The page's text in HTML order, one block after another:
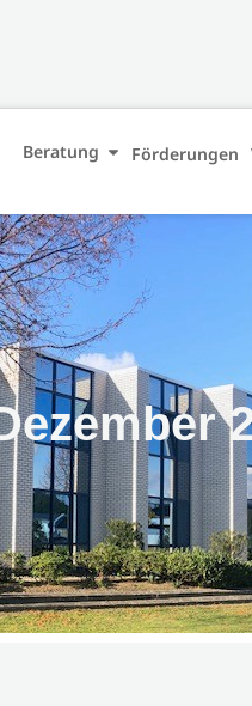
Beratung Förderungen